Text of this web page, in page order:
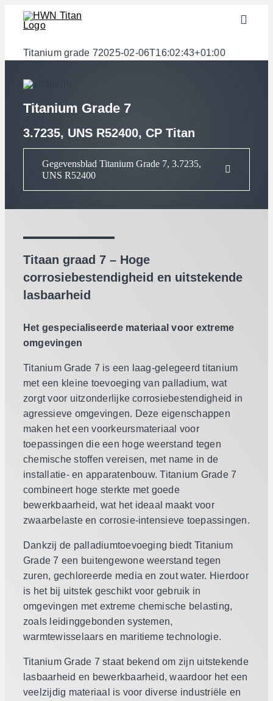
Skip
Toggle
Sectoren
Materialen
Services
Downloads
Over ons
Titanium grade 72025-02-06T16:02:43+01:00
Titanium Grade 7
3.7235, UNS R52400, CP Titan
Gegevensblad Titanium Grade 7, 3.7235,
UNS R52400
Titaan graad 7 – Hoge
corrosiebestendigheid en uitstekende
lasbaarheid
Het gespecialiseerde materiaal voor extreme
omgevingen
Titanium Grade 7 is een laag-gelegeerd titanium
met een kleine toevoeging van palladium, wat
zorgt voor uitzonderlijke corrosiebestendigheid in
agressieve omgevingen. Deze eigenschappen
maken het een voorkeursmateriaal voor
toepassingen die een hoge weerstand tegen
chemische stoffen vereisen, met name in de
installatie- en apparatenbouw. Titanium Grade 7
combineert hoge sterkte met goede
bewerkbaarheid, wat het ideaal maakt voor
zwaarbelaste en corrosie-intensieve toepassingen.
Dankzij de palladiumtoevoeging biedt Titanium
Grade 7 een buitengewone weerstand tegen
zuren, gechloreerde media en zout water. Hierdoor
is het bij uitstek geschikt voor gebruik in
omgevingen met extreme chemische belasting,
zoals leidinggebonden systemen,
warmtewisselaars en maritieme technologie.
Titanium Grade 7 staat bekend om zijn uitstekende
lasbaarheid en bewerkbaarheid, waardoor het een
veelzijdig materiaal is voor diverse industriële en